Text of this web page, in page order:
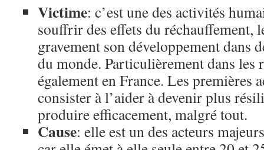
Victime: c’est une des activités
souffrir des effets du réchauffement,
gravement son développement dans
du monde. Particulièrement dans les
également en France. Les premières
consister à l’aider à devenir plus
produire efficacement, malgré tout.
Cause: elle est un des acteurs